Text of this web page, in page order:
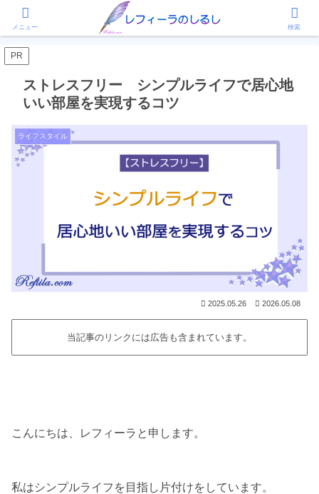
ライフスタイル
PR
ストレスフリー シンプルライフで居心地
いい部屋を実現するコツ
ライフスタイル
2025.05.26 2026.05.08
当記事のリンクには広告も含まれています。
こんにちは、レフィーラと申します。
私はシンプルライフを目指し片付けをしています。
メニュー 検索